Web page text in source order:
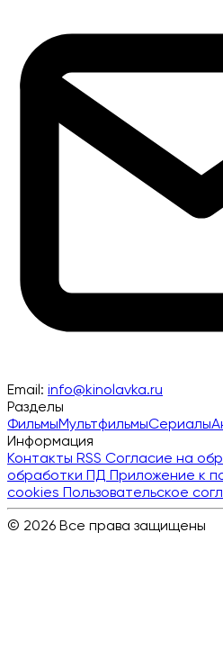
Email: info@kinolavka.ru
Разделы
ФильмыМультфильмыСериалы
Информация
Контакты RSS Согласие на
обработки ПД Приложение к
cookies Пользовательское
© 2026 Все права защищены